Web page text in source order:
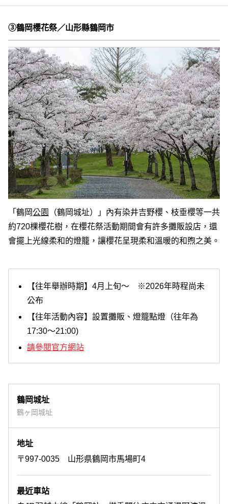
③鶴岡櫻花祭／山形縣鶴岡市
「鶴岡公園
（鶴岡城址）」內有染井吉野櫻、枝垂櫻等一共
約720棵櫻花樹，在櫻花祭活動期間會有許多攤販設店，還
會擺上光線柔和的燈籠，讓櫻花呈現柔和溫暖的和煦之美。
【往年舉辦時期】4月上旬～ ※2026年時程尚未
公布
【往年活動內容】設置攤販、燈籠點燈（往年為
17:30～21:00)
請參閱官方網站
鶴岡城址
鶴ヶ岡城址
地址
〒997-0035 山形県鶴岡市馬場町4
最近車站